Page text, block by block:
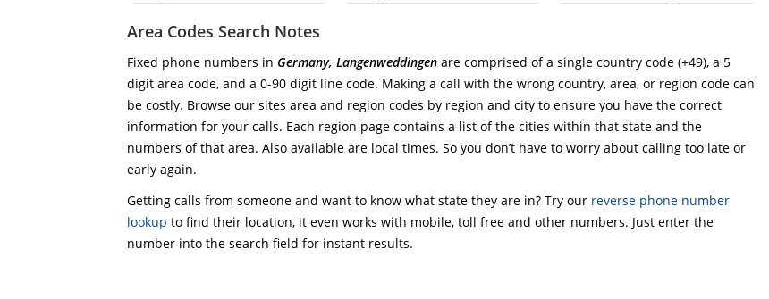
Area Codes Search Notes
Fixed phone numbers in Germany, Langenweddingen are comprised of a single country code (+49), a 5
digit area code, and a 0-90 digit line code. Making a call with the wrong country, area, or region code can
be costly. Browse our sites area and region codes by region and city to ensure you have the correct
information for your calls. Each region page contains a list of the cities within that state and the
numbers of that area. Also available are local times. So you don’t have to worry about calling too late or
early again.
Getting calls from someone and want to know what state they are in? Try our reverse phone number
lookup to find their location, it even works with mobile, toll free and other numbers. Just enter the
number into the search field for instant results.